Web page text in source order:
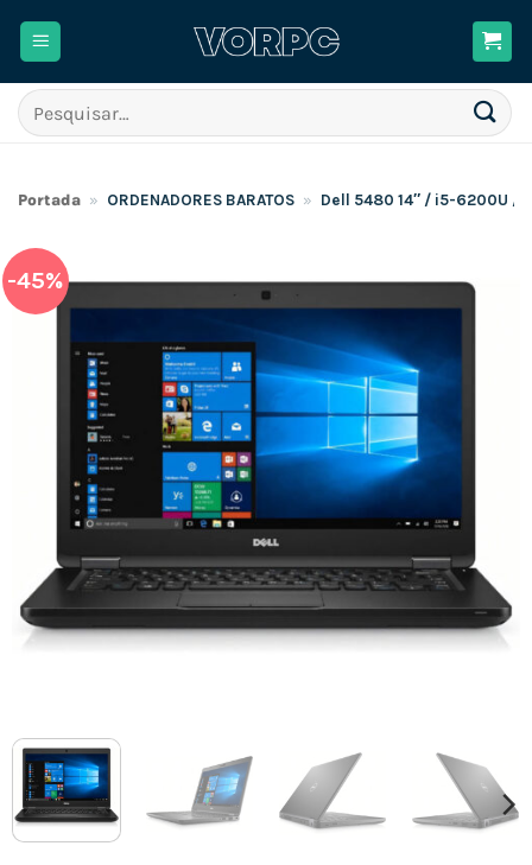
Pesquisar
por:
Portada » ORDENADORES BARATOS » Dell 5480 14″ / i5-6200U /
-45%